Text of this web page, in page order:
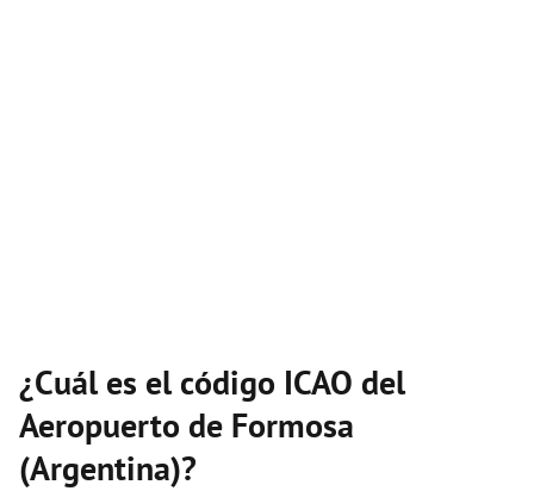
¿Cuál es el código ICAO del
Aeropuerto de Formosa
(Argentina)?